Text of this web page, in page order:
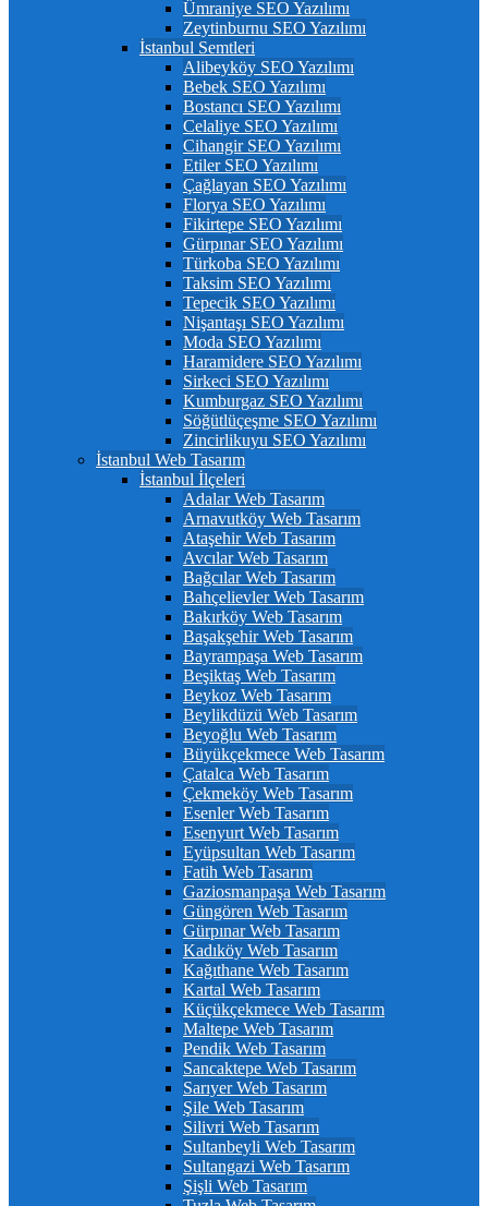
Ümraniye SEO Yazılımı
Zeytinburnu SEO Yazılımı
İstanbul Semtleri
Alibeyköy SEO Yazılımı
Bebek SEO Yazılımı
Bostancı SEO Yazılımı
Celaliye SEO Yazılımı
Cihangir SEO Yazılımı
Etiler SEO Yazılımı
Çağlayan SEO Yazılımı
Florya SEO Yazılımı
Fikirtepe SEO Yazılımı
Gürpınar SEO Yazılımı
Türkoba SEO Yazılımı
Taksim SEO Yazılımı
Tepecik SEO Yazılımı
Nişantaşı SEO Yazılımı
Moda SEO Yazılımı
Haramidere SEO Yazılımı
Sirkeci SEO Yazılımı
Kumburgaz SEO Yazılımı
Söğütlüçeşme SEO Yazılımı
Zincirlikuyu SEO Yazılımı
İstanbul Web Tasarım
İstanbul İlçeleri
Adalar Web Tasarım
Arnavutköy Web Tasarım
Ataşehir Web Tasarım
Avcılar Web Tasarım
Bağcılar Web Tasarım
Bahçelievler Web Tasarım
Bakırköy Web Tasarım
Başakşehir Web Tasarım
Bayrampaşa Web Tasarım
Beşiktaş Web Tasarım
Beykoz Web Tasarım
Beylikdüzü Web Tasarım
Beyoğlu Web Tasarım
Büyükçekmece Web Tasarım
Çatalca Web Tasarım
Çekmeköy Web Tasarım
Esenler Web Tasarım
Esenyurt Web Tasarım
Eyüpsultan Web Tasarım
Fatih Web Tasarım
Gaziosmanpaşa Web Tasarım
Güngören Web Tasarım
Gürpınar Web Tasarım
Kadıköy Web Tasarım
Kağıthane Web Tasarım
Kartal Web Tasarım
Küçükçekmece Web Tasarım
Maltepe Web Tasarım
Pendik Web Tasarım
Sancaktepe Web Tasarım
Sarıyer Web Tasarım
Şile Web Tasarım
Silivri Web Tasarım
Sultanbeyli Web Tasarım
Sultangazi Web Tasarım
Şişli Web Tasarım